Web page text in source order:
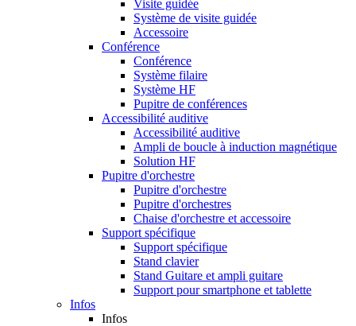
Visite guidée
Système de visite guidée
Accessoire
Conférence
Conférence
Système filaire
Système HF
Pupitre de conférences
Accessibilité auditive
Accessibilité auditive
Ampli de boucle à induction magnétique
Solution HF
Pupitre d'orchestre
Pupitre d'orchestre
Pupitre d'orchestres
Chaise d'orchestre et accessoire
Support spécifique
Support spécifique
Stand clavier
Stand Guitare et ampli guitare
Support pour smartphone et tablette
Infos
Infos